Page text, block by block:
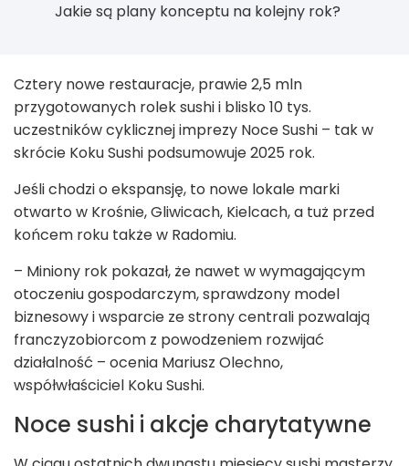
Jakie są plany konceptu na kolejny rok?
Cztery nowe restauracje, prawie 2,5 mln
przygotowanych rolek sushi i blisko 10 tys.
uczestników cyklicznej imprezy Noce Sushi – tak w
skrócie Koku Sushi podsumowuje 2025 rok.
Jeśli chodzi o ekspansję, to nowe lokale marki
otwarto w Krośnie, Gliwicach, Kielcach, a tuż przed
końcem roku także w Radomiu.
– Miniony rok pokazał, że nawet w wymagającym
otoczeniu gospodarczym, sprawdzony model
biznesowy i wsparcie ze strony centrali pozwalają
franczyzobiorcom z powodzeniem rozwijać
działalność – ocenia Mariusz Olechno,
współwłaściciel Koku Sushi.
Noce sushi i akcje charytatywne